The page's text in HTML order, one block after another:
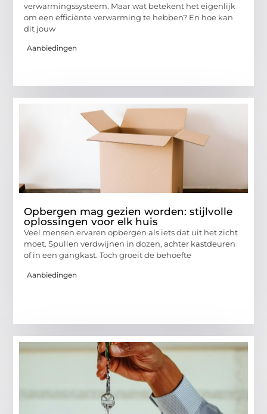
verwarmingssysteem. Maar wat betekent het eigenlijk
om een efficiënte verwarming te hebben? En hoe kan
dit jouw
Aanbiedingen
Opbergen mag gezien worden: stijlvolle
oplossingen voor elk huis
Veel mensen ervaren opbergen als iets dat uit het zicht
moet. Spullen verdwijnen in dozen, achter kastdeuren
of in een gangkast. Toch groeit de behoefte
Aanbiedingen